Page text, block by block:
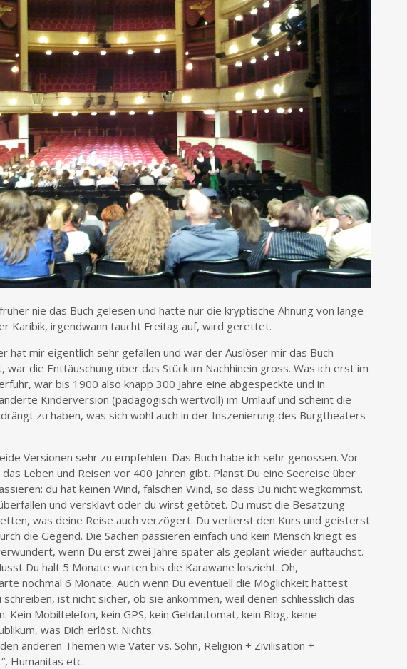
nie das Buch gelesen und hatte nur die kryptische Ahnung von lange
Karibik, irgendwann taucht Freitag auf, wird gerettet.
hat mir eigentlich sehr gefallen und war der Auslöser mir das Buch
war die Enttäuschung über das Stück im Nachhinein gross. Was ich erst im
war bis 1900 also knapp 300 Jahre eine abgespeckte und in
Kinderversion (pädagogisch wertvoll) im Umlauf und scheint die
zu haben, was sich wohl auch in der Inszenierung des Burgtheaters
Versionen sehr zu empfehlen. Das Buch habe ich sehr genossen. Vor
Leben und Reisen vor 400 Jahren gibt. Planst Du eine Seereise über
du hat keinen Wind, falschen Wind, so dass Du nicht wegkommst.
und versklavt oder du wirst getötet. Du must die Besatzung
was deine Reise auch verzögert. Du verlierst den Kurs und geisterst
die Gegend. Die Sachen passieren einfach und kein Mensch kriegt es
wenn Du erst zwei Jahre später als geplant wieder auftauchst.
Du halt 5 Monate warten bis die Karawane loszieht. Oh,
nochmal 6 Monate. Auch wenn Du eventuell die Möglichkeit hattest
ist nicht sicher, ob sie ankommen, weil denen schliesslich das
Kein Mobiltelefon, kein GPS, kein Geldautomat, kein Blog, keine
was Dich erlöst. Nichts.
anderen Themen wie Vater vs. Sohn, Religion + Zivilisation +
Humanitas etc.